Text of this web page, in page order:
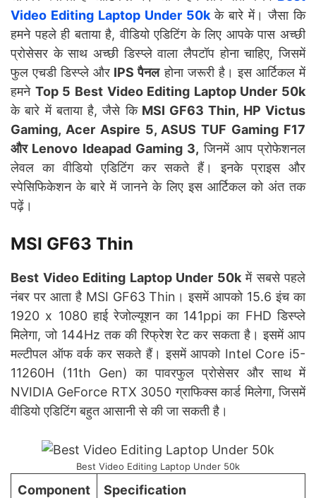
Video Editing Laptop Under 50kके बारे में। जैसा कि
हमने पहले ही बताया है, वीडियो एडिटिंग के लिए आपके पास अच्छी
प्रोसेसर के साथ अच्छी डिस्प्ले वाला लैपटॉप होना चाहिए, जिसमें
फुल एचडी डिस्प्ले और IPS पैनलहोना जरूरी है। इस आर्टिकल में
हमने Top 5 Best Video Editing Laptop Under 50k
के बारे में बताया है, जैसे किMSI GF63 Thin, HP Victus
Gaming, Acer Aspire 5, ASUS TUF Gaming F17
और Lenovo Ideapad Gaming 3, जिनमें आप प्रोफेशनल
लेवल का वीडियो एडिटिंग कर सकते हैं। इनके प्राइस और
स्पेसिफिकेशन के बारे में जानने के लिए इस आर्टिकल को अंत तक
पढ़ें।
MSI GF63 Thin
Best Video Editing Laptop Under 50kमें सबसे पहले
नंबर पर आता है MSI GF63 Thin। इसमें आपको 15.6 इंच का
1920 x 1080 हाई रेजोल्यूशन का 141ppi का FHD डिस्प्ले
मिलेगा, जो 144Hz तक की रिफ्रेश रेट कर सकता है। इसमें आप
मल्टीपल ऑफ वर्क कर सकते हैं। इसमें आपको Intel Core i5-
11260H (11th Gen) का पावरफुल प्रोसेसर और साथ में
NVIDIA GeForce RTX 3050 ग्राफिक्स कार्ड मिलेगा, जिसमें
वीडियो एडिटिंग बहुत आसानी से की जा सकती है।
Best Video Editing Laptop Under 50k
Component Specification